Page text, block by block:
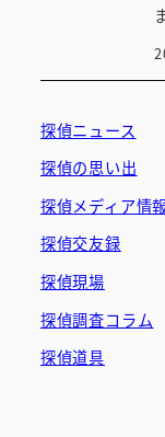
探偵ニュース
探偵の思い出
探偵メディア情
探偵交友録
探偵現場
探偵調査コラム
探偵道具